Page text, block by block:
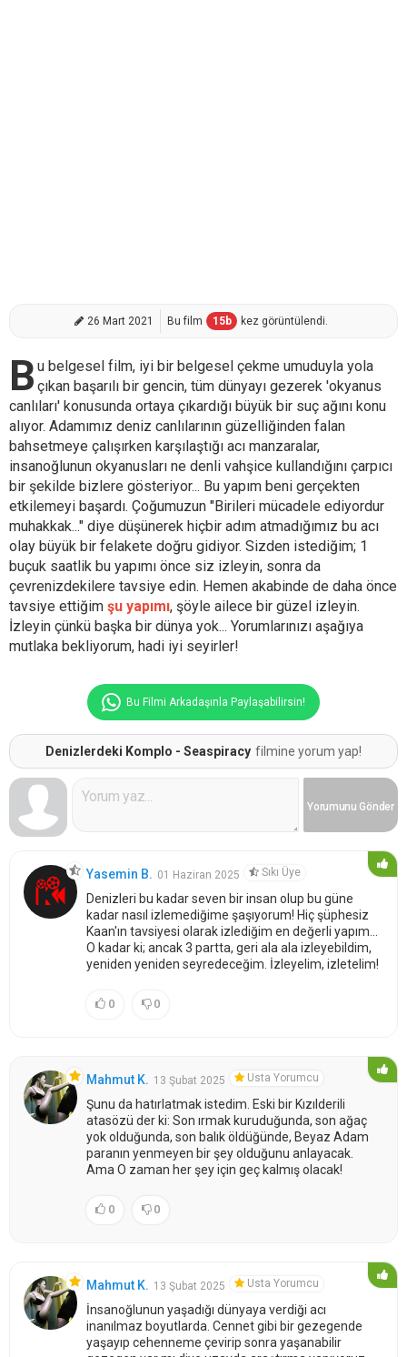
26 Mart 2021 Bu film 15b kez görüntülendi.
B u belgesel film, iyi bir belgesel çekme umuduyla yola
çıkan başarılı bir gencin, tüm dünyayı gezerek 'okyanus
canlıları' konusunda ortaya çıkardığı büyük bir suç ağını konu
alıyor. Adamımız deniz canlılarının güzelliğinden falan
bahsetmeye çalışırken karşılaştığı acı manzaralar,
insanoğlunun okyanusları ne denli vahşice kullandığını çarpıcı
bir şekilde bizlere gösteriyor... Bu yapım beni gerçekten
etkilemeyi başardı. Çoğumuzun "Birileri mücadele ediyordur
muhakkak..." diye düşünerek hiçbir adım atmadığımız bu acı
olay büyük bir felakete doğru gidiyor. Sizden istediğim; 1
buçuk saatlik bu yapımı önce siz izleyin, sonra da
çevrenizdekilere tavsiye edin. Hemen akabinde de daha önce
tavsiye ettiğim şu yapımı, şöyle ailece bir güzel izleyin.
İzleyin çünkü başka bir dünya yok... Yorumlarınızı aşağıya
mutlaka bekliyorum, hadi iyi seyirler!
Bu Filmi Arkadaşınla Paylaşabilirsin!
Denizlerdeki Komplo - Seaspiracy filmine yorum yap!
Yorumunu Gönder
Yasemin B. 01 Haziran 2025 Sıkı Üye
Denizleri bu kadar seven bir insan olup bu güne
kadar nasıl izlemediğime şaşıyorum! Hiç şüphesiz
Kaan'ın tavsiyesi olarak izlediğim en değerli yapım...
O kadar ki; ancak 3 partta, geri ala ala izleyebildim,
yeniden yeniden seyredeceğim. İzleyelim, izletelim!
0 0
Mahmut K. 13 Şubat 2025 Usta Yorumcu
Şunu da hatırlatmak istedim. Eski bir Kızılderili
atasözü der ki: Son ırmak kuruduğunda, son ağaç
yok olduğunda, son balık öldüğünde, Beyaz Adam
paranın yenmeyen bir şey olduğunu anlayacak.
Ama O zaman her şey için geç kalmış olacak!
0 0
Mahmut K. 13 Şubat 2025 Usta Yorumcu
İnsanoğlunun yaşadığı dünyaya verdiği acı
inanılmaz boyutlarda. Cennet gibi bir gezegende
yaşayıp cehenneme çevirip sonra yaşanabilir